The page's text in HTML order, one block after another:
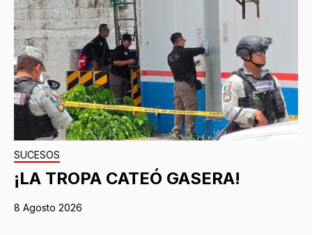
SUCESOS
¡LA TROPA CATEÓ GASERA!
8 Agosto 2026